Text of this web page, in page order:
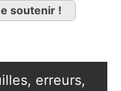
soutenir !
erreurs,